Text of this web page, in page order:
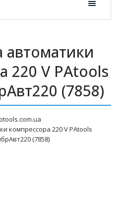
220 V PAtools
(7858)
компрессора 220 V PAtools
(7858)